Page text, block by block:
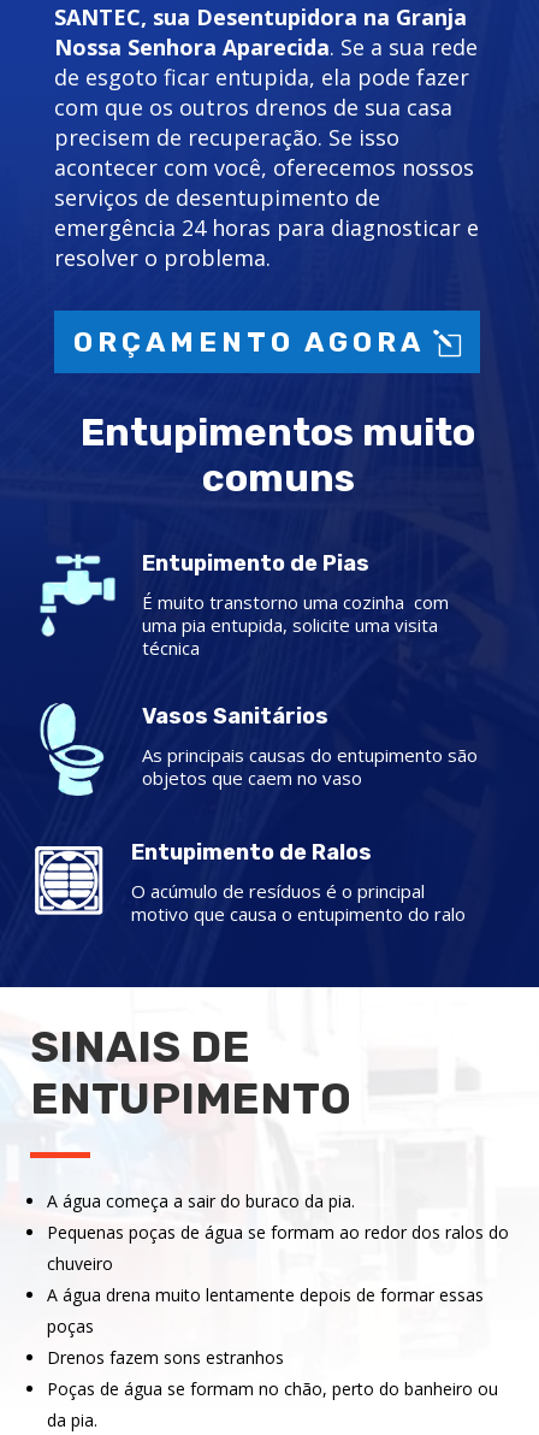
SANTEC, sua Desentupidora na Granja
Nossa Senhora Aparecida. Se a sua rede
de esgoto ficar entupida, ela pode fazer
com que os outros drenos de sua casa
precisem de recuperação. Se isso
acontecer com você, oferecemos nossos
serviços de desentupimento de
emergência 24 horas para diagnosticar e
resolver o problema.
ORÇAMENTO AGORA
Entupimentos muito
comuns
Entupimento de Pias
É muito transtorno uma cozinha com
uma pia entupida, solicite uma visita
técnica
Vasos Sanitários
As principais causas do entupimento são
objetos que caem no vaso
Entupimento de Ralos
O acúmulo de resíduos é o principal
motivo que causa o entupimento do ralo
SINAIS DE
ENTUPIMENTO
A água começa a sair do buraco da pia.
Pequenas poças de água se formam ao redor dos ralos do
chuveiro
A água drena muito lentamente depois de formar essas
poças
Drenos fazem sons estranhos
Poças de água se formam no chão, perto do banheiro ou
da pia.